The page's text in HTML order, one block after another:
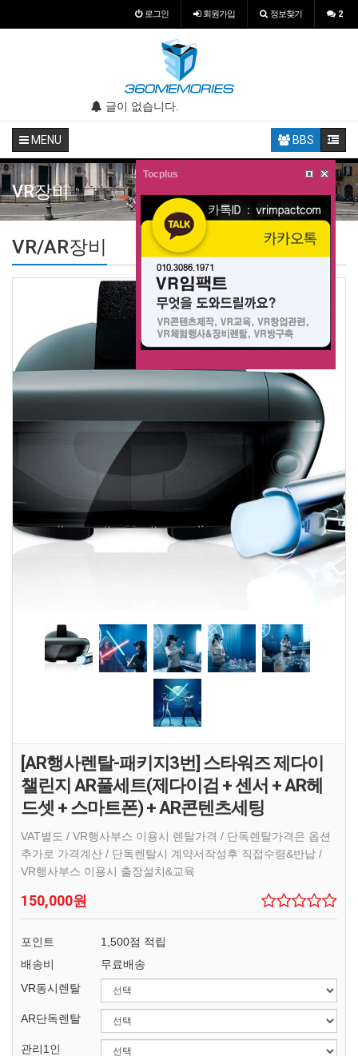
로그인 회원가입 정보찾기 2
글이 없습니다.
MENU BBS
VR장비
VR/AR장비
[AR행사렌탈-패키지3번] 스타워즈 제다이
챌린지 AR풀세트(제다이검 + 센서 + AR헤
드셋 + 스마트폰) + AR콘텐츠세팅
VAT별도 / VR행사부스 이용시 렌탈가격 / 단독렌탈가격은 옵션
추가로 가격계산 / 단독렌탈시 계약서작성후 직접수령&반납 /
VR행사부스 이용시 출장설치&교육
150,000원
포인트
1,500점 적립
배송비
무료배송
VR동시렌탈
AR단독렌탈
관리1인
Tocplus